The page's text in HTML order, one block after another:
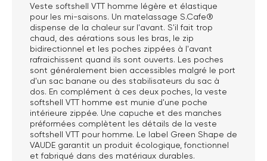
Veste softshell VTT homme légère et élastique
pour les mi-saisons. Un matelassage S.Cafe®
dispense de la chaleur sur l'avant. S'il fait trop
chaud, des aérations sous les bras, le zip
bidirectionnel et les poches zippées à l'avant
rafraichissent quand ils sont ouverts. Les poches
sont généralement bien accessibles malgré le port
d'un sac banane ou des stabilisateurs du sac à
dos. En complément à ces deux poches, la veste
softshell VTT homme est munie d'une poche
intérieure zippée. Une capuche et des manches
préformées complètent les détails de la veste
softshell VTT pour homme. Le label Green Shape de
VAUDE garantit un produit écologique, fonctionnel
et fabriqué dans des matériaux durables.